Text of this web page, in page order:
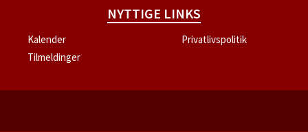
NYTTIGE LINKS
Kalender
Privatlivspolitik
Tilmeldinger